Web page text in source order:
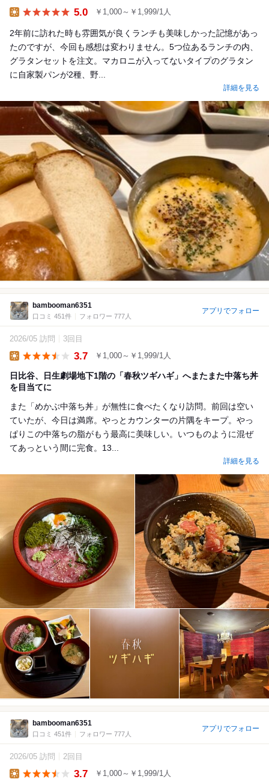
5.0 ￥1,000～￥1,999/1人
2年前に訪れた時も雰囲気が良くランチも美味しかった記憶があっ
たのですが、今回も感想は変わりません。5つ位あるランチの内、
グラタンセットを注文。マカロニが入ってないタイプのグラタン
に自家製パンが2種、野...
詳細を見る
bambooman6351
口コミ 451件 フォロワー 777人
アプリでフォロー
2026/05 訪問 3回目
3.7 ￥1,000～￥1,999/1人
日比谷、日生劇場地下1階の「春秋ツギハギ」へまたまた中落ち丼
を目当てに
また「めかぶ中落ち丼」が無性に食べたくなり訪問。前回は空い
ていたが、今日は満席。やっとカウンターの片隅をキープ。やっ
ぱりこの中落ちの脂がもう最高に美味しい。いつものように混ぜ
てあっという間に完食。13...
詳細を見る
bambooman6351
口コミ 451件 フォロワー 777人
アプリでフォロー
2026/05 訪問 2回目
3.7 ￥1,000～￥1,999/1人